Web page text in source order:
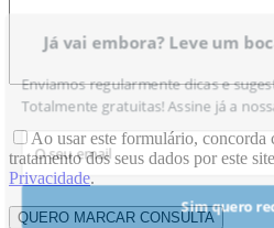
Ao usar este formulário, concorda
tratamento dos seus dados por este
Privacidade.
Já vai embora? Leve um
Enviamos regularmente dicas e
Totalmente gratuitas! Assine já a
Sim quero